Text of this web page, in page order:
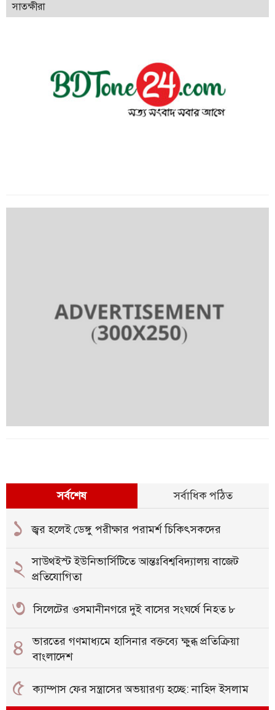
সাতক্ষীরা
সর্বশেষ সর্বাধিক পঠিত
১ জ্বর হলেই ডেঙ্গু পরীক্ষার পরামর্শ চিকিৎসকদের
২
সাউথইস্ট ইউনিভার্সিটিতে আন্তঃবিশ্ববিদ্যালয় বাজেট
প্রতিযোগিতা
৩ সিলেটের ওসমানীনগরে দুই বাসের সংঘর্ষে নিহত ৮
৪
ভারতের গণমাধ্যমে হাসিনার বক্তব্যে ক্ষুব্ধ প্রতিক্রিয়া
বাংলাদেশ
৫ ক্যাম্পাস ফের সন্ত্রাসের অভয়ারণ্য হচ্ছে: নাহিদ ইসলাম